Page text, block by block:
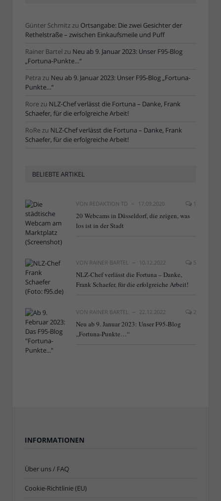
Günter Schmitzzu Ortsangabe: Die zwei Gesichter der
Rethelstraße – zwischen Einkaufsmeile und Puff
Rainer Bartel zu Neu ab 9. Januar 2023: Unser F95-Blog
„Fortuna-Punkte…“
Petra zu Neu ab 9. Januar 2023: Unser F95-Blog „Fortuna-
Punkte…“
Rorezu NLZ-Chef verlässt die Fortuna – Danke, Frank
Schaefer, für die erfolgreiche Arbeit!
RoRezu NLZ-Chef verlässt die Fortuna – Danke, Frank
Schaefer, für die erfolgreiche Arbeit!
BELIEBTE ARTIKEL
VON REDAKTION TD 17.09.2020 1
20 Webcams in Düsseldorf, die zeigen, was
los ist in der Stadt
VON RAINER BARTEL 10.12.2022 5
NLZ-Chef verlässt die Fortuna – Danke,
Frank Schaefer, für die erfolgreiche Arbeit!
VON RAINER BARTEL 22.12.2022 2
Neu ab 9. Januar 2023: Unser F95-Blog
„Fortuna-Punkte…“
INFORMATIONEN
Über uns / FAQ
Cookie-Richtlinie (EU)